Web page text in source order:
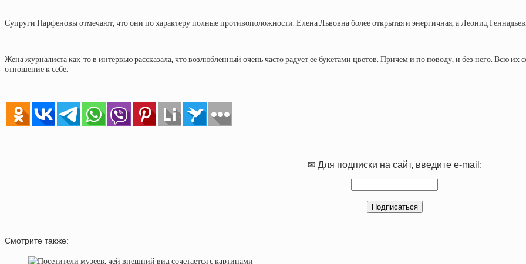
Супруги Парфеновы отмечают, что они по характеру полные противоположности. Елена Львовна более открытая и энергичная, а Леонид
Жена журналиста как-то в интервью рассказала, что возлюбленный очень часто радует ее букетами цветов. Причем и по поводу, и без него. Всю
отношение к себе.
✉ Для подписки на сайт, введите e-mail:
Смотрите также: